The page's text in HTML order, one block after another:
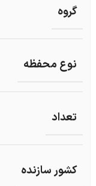
گروه
نوع محفظه
تعداد
کشور سازنده